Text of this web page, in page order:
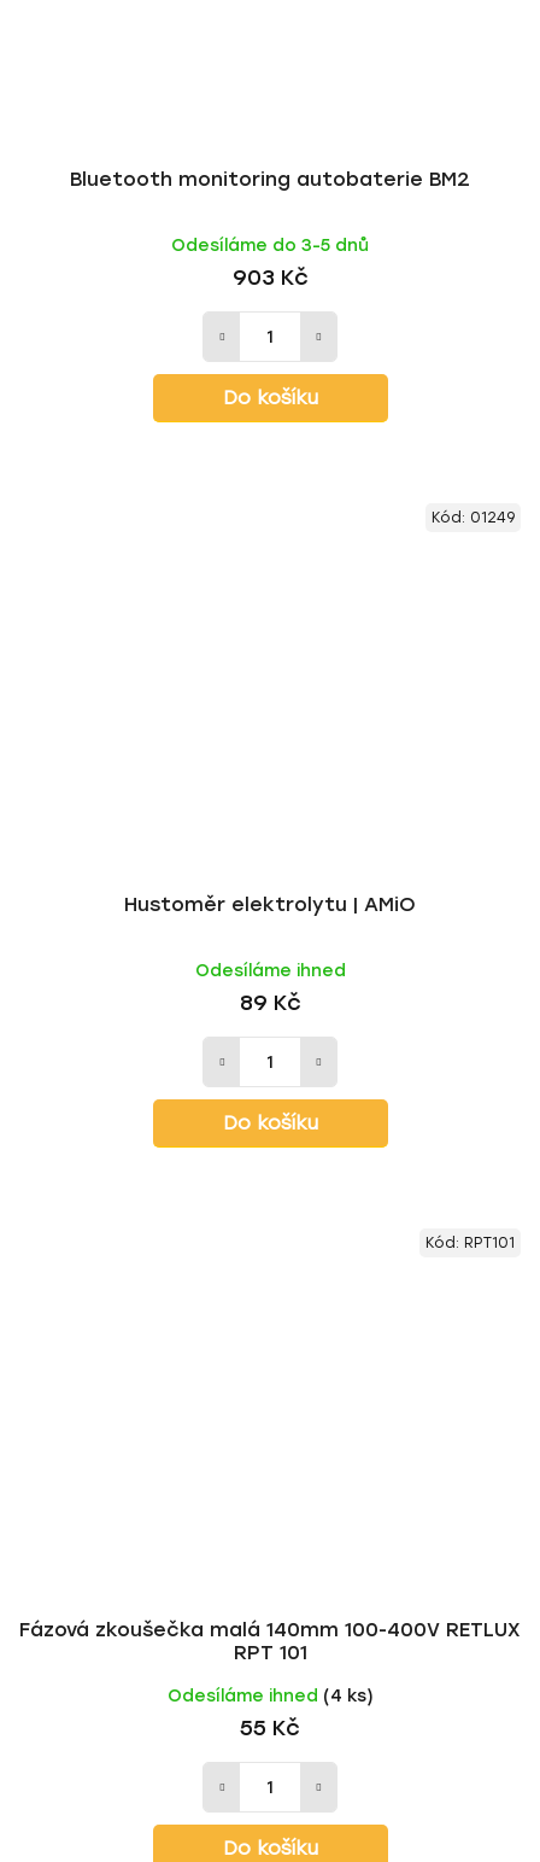
Bluetooth monitoring autobaterie BM2
Odesíláme do 3-5 dnů
903 Kč
Do košíku
Hustoměr elektrolytu | AMiO
Odesíláme ihned
89 Kč
Do košíku
Kód: 01249
Fázová zkoušečka malá 140mm 100-400V RETLUX
RPT 101
Odesíláme ihned (4 ks)
55 Kč
Do košíku
Kód: RPT101